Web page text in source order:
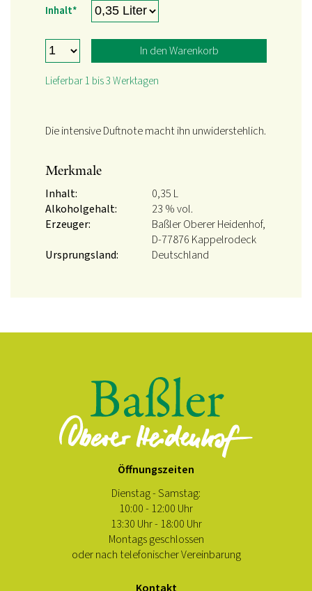
Pflichtfeld
Inhalt*
In den Warenkorb
Lieferbar 1 bis 3 Werktagen
Die intensive Duftnote macht ihn unwiderstehlich.
Merkmale
Inhalt:
0,35 L
Alkoholgehalt:
23 % vol.
Erzeuger:
Baßler Oberer Heidenhof,
D-77876 Kappelrodeck
Ursprungsland:
Deutschland
Öffnungszeiten
Dienstag - Samstag:
10:00 - 12:00 Uhr
13:30 Uhr - 18:00 Uhr
Montags geschlossen
oder nach telefonischer Vereinbarung